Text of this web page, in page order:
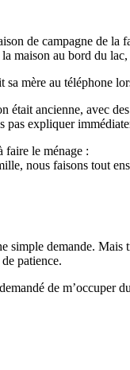
de campagne de
maison au bord du
mère au téléphone
était ancienne, avec
expliquer
faire le ménage :
nous faisons tout
simple demande.
patience.
de m’occuper